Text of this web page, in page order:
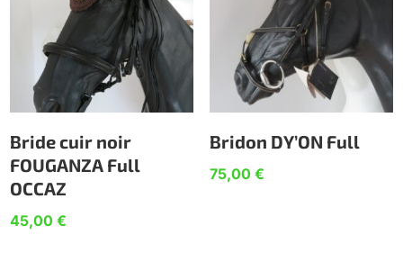
Bride cuir noir
FOUGANZA Full
OCCAZ
45,00€
Bridon DY’ON Full
75,00 €